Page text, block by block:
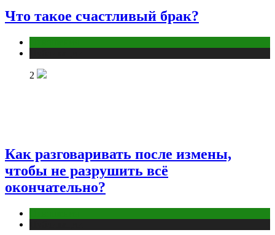
Что такое счастливый брак?
2
Как разговаривать после измены,
чтобы не разрушить всё
окончательно?